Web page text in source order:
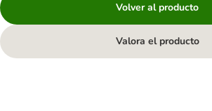
Volver al producto
Valora el producto